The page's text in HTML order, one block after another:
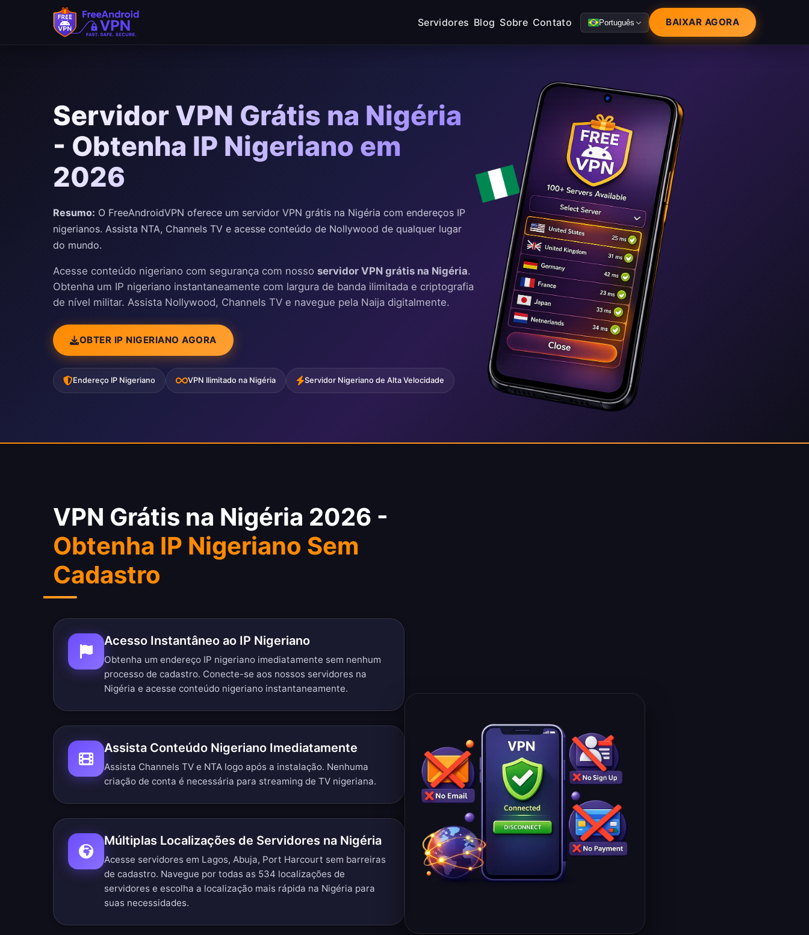
Pular para o conteúdo principal
Servidores Blog Sobre Contato Português BAIXAR AGORA
Servidor VPN Grátis na Nigéria
- Obtenha IP Nigeriano em
2026
Resumo: O FreeAndroidVPN oferece um servidor VPN grátis na Nigéria com endereços IP
nigerianos. Assista NTA, Channels TV e acesse conteúdo de Nollywood de qualquer lugar
do mundo.
Acesse conteúdo nigeriano com segurança com nosso servidor VPN grátis na Nigéria.
Obtenha um IP nigeriano instantaneamente com largura de banda ilimitada e criptografia
de nível militar. Assista Nollywood, Channels TV e navegue pela Naija digitalmente.
OBTER IP NIGERIANO AGORA
Endereço IP Nigeriano VPN Ilimitado na Nigéria Servidor Nigeriano de Alta Velocidade
VPN Grátis na Nigéria 2026 -
Obtenha IP Nigeriano Sem
Cadastro
Acesso Instantâneo ao IP Nigeriano
Obtenha um endereço IP nigeriano imediatamente sem nenhum
processo de cadastro. Conecte-se aos nossos servidores na
Nigéria e acesse conteúdo nigeriano instantaneamente.
Assista Conteúdo Nigeriano Imediatamente
Assista Channels TV e NTA logo após a instalação. Nenhuma
criação de conta é necessária para streaming de TV nigeriana.
Múltiplas Localizações de Servidores na Nigéria
Acesse servidores em Lagos, Abuja, Port Harcourt sem barreiras
de cadastro. Navegue por todas as 534 localizações de
servidores e escolha a localização mais rápida na Nigéria para
suas necessidades.